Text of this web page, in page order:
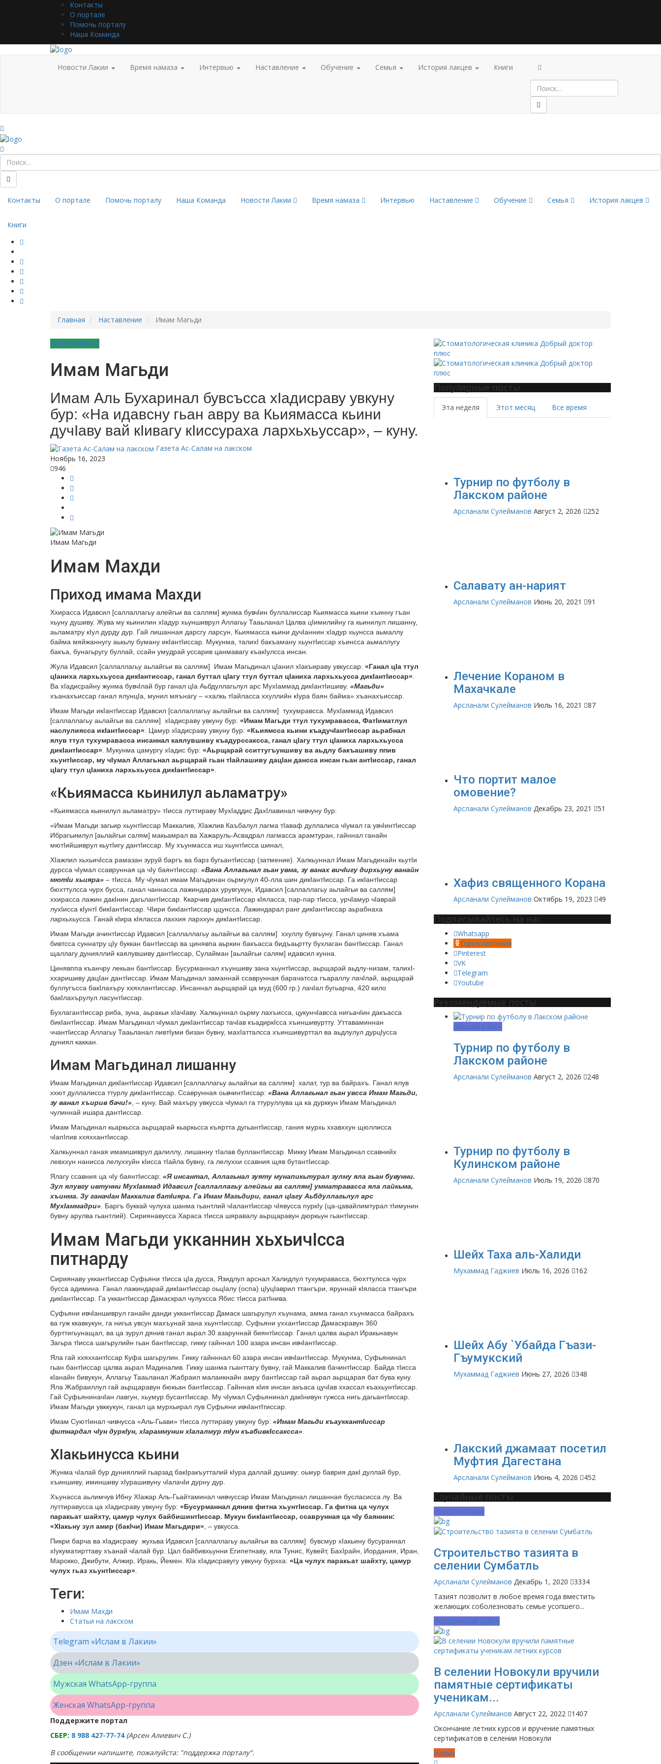
Контакты
О портале
Помочь порталу
Наша Команда
Новости Лакии Время намаза Интервью Наставление Обучение Семья История лакцев Книги
Контакты О портале Помочь порталу Наша Команда Новости Лакии Время намаза Интервью Наставление Обучение Семья История лакцев
Книги
Главная Наставление Имам Магьди
Наставление
Имам Магьди
Имам Аль­ Бухаринал бувсъсса хIадисраву увкуну
бур: «На идавсну гьан авру ва Кьиямасса кьини
дучIаву вай кIивагу кIиссураха лархьхьуссар», – куну.
Газета Ас-Салам на лакском
Ноябрь 16, 2023
946
Имам Магьди
Имам Махди
Приход имама Махди
Ххирасса Идавсил [саллаллагьу алейгьи ва саллям] жунма бувчIин буллалиссар Кьиямасса кьини хъинну гъан
хьуну душиву. Жува му кьинилин хIадур хьуншиврул Аллагьу Тааьланал Цалва цIимилийну га кьинилул лишанну,
аьламатру кIул дурду дур. Гай лишанная дарсгу ларсун, Кьиямасса кьини дучIаннин хIадур хьунсса аьмаллу
байма мяйжаннугу аькьлу буману икIантIиссар. Мукунма, талихI бакъаману хьунтIиссар хъинсса аьмаллугу
бакъа, бунагьругу буллай, ссайн умудрай уссарив цанмавагу къакIулсса инсан.
Жула Идавсил [саллаллагьу аьлайгьи ва саллям] Имам Магьдинал цIанил хIакъираву увкуссар: «Ганал цIа ттул
цIаниха лархьхьусса дикIантиссар, ганал буттал цIагу ттул буттал цIаниха лархьхьусса дикIантIиссар»
Ва хIадисрайну жунма бувчIлай бур ганал цIа Аьбдуллагьлул арс МухIаммад дикIантIишиву. «Магьди»
хъанахъиссар ганал ялунцIа, мунил мяънагу – «халкь тIайласса ххуллийн кIура баян байма» хъанахъиссар.
Имам Магьди икIантIиссар Идавсил [саллаллагьу аьлайгьи ва саллям] тухумравсса. МухIаммад Идавсил
[саллаллагьу аьлайгьи ва саллям] хIадисраву увкуну бур: «Имам Магьди ттул тухумравасса, ФатIиматлул
наслулиясса икIантIиссар» . Цамур хIадисраву увкуну бур: «Кьиямсса кьини къадучIантIиссар аьрабнал
ялув ттул тухумравасса инсаннал каялувшиву къадурссаксса, ганал цIагу ттул цIаниха лархьхьусса
дикIантIиссар» . Мукунма цамургу хIадис бур: «Аьрщарай сситтугъуншиву ва аьдлу бакъашиву ппив
хьунтIиссар, му чIумал Аллагьнал аьрщарай гьан тIайлашиву дацIан дансса инсан гьан антIиссар, ганал
цIагу ттул цIаниха лархьхьусса дикIантIиссар»
«Кьиямасса кьинилул аьламатру»
«Кьиямасса кьинилул аьламатру» тIисса луттираву МухIаддис ДахIлавинал чивчуну бур:
«Имам Магьди загьир хьунтIиссар Маккалив, ХIажлив Каъбалул лагма тIаваф дуллалиса чIумал га увчIинтIиссар
Ибрагьимлул [аьлайгьи салям] макьамрал ва Хажаруль-Асвадрал лагмасса арамтуран, гайннал ганайн
мютIийшиврул кьутIигу дантIиссар. Му хъунмасса иш хьунтIисса шинал,
ХIажлил хьхьичIсса рамазан зуруй баргъ ва барз бугьантIиссар (затмение). Халкьуннал Имам Магьдинайн кьутIи
дурсса чIумал ссаврунная ца чIу баянтIиссар: «Вана Аллагьнал гьан увма, зу ванах вичIигу дирхьуну ванайн
мютIи хьияра» – тIисса. Му чIумал имам Магьдинан оьрмулул 40-лла шин дикIантIиссар. Га икIантIиссар
бюхттулсса чурх бусса, ганал чаннасса лажиндарах урувгукун, Идавсил [саллаллагьу аьлайгьи ва саллям]
ххирасса лажин дакIнин дагьлантIиссар. Ккарчив дикIантIиссар кIяласса, пар-пар тIисса, урчIамур чIаврай
лухIисса кIунтI бикIантIиссар. ЧIири бикIантIиссар ццунсса. Лажиндарал ранг дикIантIиссар аьрабнаха
лархьхьусса. Ганай кIира кIяласса лаххия ларххун дикIантIиссар.
Имам Магьди ачинтIиссар Идавсил [саллаллагьу аьлайгьи ва саллям] ххуллу бувгьуну. Ганал циняв хъама
бивтсса суннатру цIу буккан бантIиссар ва цинявпа аьркин бакъасса бидъаьртту бухлаган бантIиссар. Ганал
щаллагу дунияллий каялувшиву дантIиссар, Сулайман [аьлайгьи салям] идавсил кунна.
Цинявппа къанчру лекьан бантIиссар. Бусурманнал хъуншиву зана хьунтIиссар, аьрщарай аьдлу-низам, талихI-
ххаришиву дацIан дантIиссар. Имам Магьдинал заманнай ссаврунная барачатсса гъараллу лачIлай, аьрщарай
буллугъсса бакIлахъру ххяхлантIиссар. Инсаннал аьрщарай ца муд (600 гр.) лачIал бугьарча, 420 кило
бакIлахърулул ласунтIиссар.
БухлагантIиссар риба, зуна, аьракьи хIачIаву. Халкьуннал оьрму лахъисса, цукунчIавсса нигьачIин дакъасса
бикIантIиссар. Имам Магьдинал чIумал дикIантIиссар тачIав къадиркIсса хъиншивуртту. Уттаваминнан
ччантIиссар Аллагьу Тааьланал ливтIуми бизан бувну, махIатталсса хъиншивурттал ва аьдлулул дурцIусса
дуниял каккан.
Имам Магьдинал лишанну
Имам Магьдинал дикIантIиссар Идавсил [саллаллагьу аьлайгьи ва саллям] халат, тур ва байрахъ. Ганал ялув
ххют дуллалисса ттурлу дикIантIиссар. Ссаврунная оьвчинтIиссар: «Вана Аллагьнал гьан увсса Имам Магьди,
зу ванал хъирив бачи!» , – куну. Вай махъру увкусса чIумал га ттуруллува ца ка дурккун Имам Магьдинал
чулиннай ишара дантIиссар.
Имам Магьдинал кьаркьсса аьрщарай кьаркьсса къяртта дугьантIиссар, гания мурхь ххавххун щюллисса
чIапIпив ххяххантIиссар.
Халкьуннал ганая имамшиврул далиллу, лишанну тIалав буллантIиссар. Микку Имам Магьдинал ссавнийх
левххун нанисса лелуххуйн кIисса тIайла бувну, га лелуххи ссавния щяв бутантIиссар.
Ялагу ссавния ца чIу баянтIиссар: «Я инсантал, Аллагьнал зуяту мунапикьтурал зулму яла гьан бувунни.
Зул ялувгу ивтунни МухIаммад Идавсил [саллаллагьу алейгьи ва саллям] умматравасса яла лайкьма,
хъинма. Зу ганачIан Маккалив батIияра. Га Имам Магьдири, ганал цIагу Аьбдуллагьлул арс
МухIаммадри» . Баргъ буккай чулуха шанма гьантлий чIалантIиссар чIявусса пуркIу (ца-цавайлимтурал тIимунин
бувну арулва гьантлий). Сириянавусса Хараса тIисса шяравалу аьрщаравун дюркьун гьантIиссар.
Имам Магьди укканнин хьхьичIсса
питнарду
Сириянаву уккантIиссар Суфьяни тIисса цIа дусса, Язидлул арснал Халидлул тухумравасса, бюхттулсса чурх
бусса адимина. Ганал лажиндарай дикIантIиссар оьцIалу (оспа) цIуцIаврил ттангъри, яруннай кIяласса ттангъри
дикIантIиссар. Га уккантIиссар Дамаскрал чулухсса Ябис тIисса ратIнива.
Суфьяни ивчIаншиврул ганайн данди уккантIиссар Дамаск шагьрулул хъунама, амма ганал хъунмасса байрахъ
ва гуж ккавкукун, га нигьа увсун махъунай зана хьунтIиссар. Суфьяни уххантIиссар Дамаскравун 360
бурттигьунащал, ва ца зурул дянив ганал аьрал 30 азаруннай биянтIиссар. Ганал цалва аьрал Иракьнавун
Загьра тIисса шагьрулийн гьан бантIиссар, гикку гайннал 100 азара инсан ивчIантIиссар.
Яла гай ххяххантIссар Куфа шагьрулин. Гикку гайнннал 60 азара инсан ивчIантIиссар. Мукунма, Суфьянинал
гьан бантIиссар цалва аьрал Мадиналив. Гикку шанма гьанттагу бувну, гай Маккалив бачинтIиссар. Байда тIисса
кIанайн бивукун, Аллагьу Тааьланал Жабраил малаикнайн амру бантIиссар гай аьрал аьрщарая бат бува куну.
Яла Жабраиллул гай аьрщаравун бюкьан бантIиссар. Гайнная кIия инсан акъаса цучIав ххассал къахьунтIиссар.
Гай СуфьяниначIан лавгун, хьумур бусантIиссар. Му чIумал Суфьянинал дакIнивун гужсса нигь дагьантIиссар.
Имам Магьди увккукун, ганал ца мурхьирал лув Суфьяни ивчIантIтиссар.
Имам СуютIинал чивчусса «Аль-Гьави» тIисса луттираву увкуну бур: «Имам Магьди къауккантIиссар
фитнардал чIун дуркIун, хIараммунин хIалалмур тIун къабивкIссаксса»
ХIакьинусса кьини
Жунма чIалай бур дунияллий гьарзад бакIракъутталий кIура даллай душиву: оьмур баврия дакI дуллай бур,
хъиншиву, иминшиву хIурашивуну чIалачIи дурну дур.
Хъунасса аьлимчув Ибну ХIажар Аль-Гьайтаминал чивчуссар Имам Магьдинал лишанная бусласисса лу. Ва
луттиравусса ца хIадисраву увкуну бур: «Бусурманнал дянив фитна хьунтIиссар. Га фитна ца чулух
паракьат шайхту, цамур чулух байбишинтIиссар. Мукун бикIантIиссар, ссаврунная ца чIу баяннин:
«ХIакьну зул амир (бакIчи) Имам Магьдири» , – увкусса.
Пикри барча ва хIадисраву жухьва Идавсил [саллаллагьу аьлайгьи ва саллям] бувсмур хIакьину бусураннал
хIукуматирттаву хъанай чIалай бур. Цал байбивхьунни Египетнаву, яла Тунис, Кувейт, БахIрайн, Иордания, Иран,
Марокко, Джибути, Алжир, Иракь, Йемен. КIа хIадисравугу увкуну бурхха: «Ца чулух паракьат шайхту, цамур
чулух гьаз хьунтIиссар»
Теги:
Имам Махди
Статьи на лакском
Telegram «Ислам в Лакии»
Дзен «Ислам в Лакии»
Мужская WhatsApp-группа
Женская WhatsApp-группа
Поддержите портал
СБЕР: 8 988 427-77-74 (Арсен Алиевич С.)
В сообщении напишите, пожалуйста: "поддержка порталу".
Популярные посты
Эта неделя Этот месяц Все время
Турнир по футболу в
Лакском районе
Арсланали Сулейманов Август 2, 2026 252
Салавату ан-нарият
Арсланали Сулейманов Июнь 20, 2021 91
Лечение Кораном в
Махачкале
Арсланали Сулейманов Июль 16, 2021 87
Что портит малое
омовение?
Арсланали Сулейманов Декабрь 23, 2021 51
Хафиз священного Корана
Арсланали Сулейманов Октябрь 19, 2023 49
Подписывайтесь на нас
Whatsapp
Одноклассники
Pinterest
VK
Telegram
Youtube
Рекомендуемые посты
Лакский район
Турнир по футболу в
Лакском районе
Арсланали Сулейманов Август 2, 2026 248
Турнир по футболу в
Кулинском районе
Арсланали Сулейманов Июль 19, 2026 870
Шейх Таха аль-Халиди
Мухаммад Гаджиев Июль 16, 2026 162
Шейх Абу `Убайда Гъази-
Гъумукский
Мухаммад Гаджиев Июнь 27, 2026 348
Лакский джамаат посетил
Муфтия Дагестана
Арсланали Сулейманов Июнь 4, 2026 452
Случайные посты
Новости Лакии
Строительство тазията в
селении Сумбатль
Арсланали Сулейманов Декабрь 1, 2020
3334
Тазият позволит в любое время года вместить
желающих соболезновать семье усопшего...
Новолакский район
В селении Новокули вручили
памятные сертификаты
ученикам...
Арсланали Сулейманов Август 22, 2022
1407
Окончание летних курсов и вручение памятных
сертификатов в селении Новокули
Намаз